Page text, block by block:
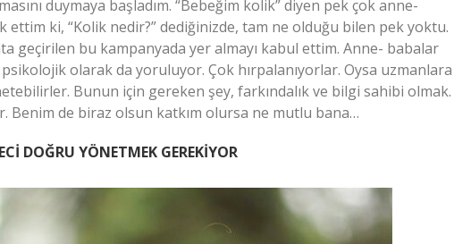
duymaya başladım. “Bebeğim kolik” diyen pek çok anne-
ettim ki, “Kolik nedir?” dediğinizde, tam ne olduğu bilen pek yoktu.
geçirilen bu kampanyada yer almayı kabul ettim. Anne- babalar
olarak da yoruluyor. Çok hırpalanıyorlar. Oysa uzmanlara
Bunun için gereken şey, farkındalık ve bilgi sahibi olmak.
Benim de biraz olsun katkım olursa ne mutlu bana…
DOĞRU YÖNETMEK GEREKİYOR